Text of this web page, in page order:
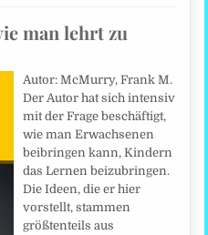
man lehrt zu
Autor: McMurry, Frank M.
Der Autor hat sich intensiv
mit der Frage beschäftigt,
wie man Erwachsenen
beibringen kann, Kindern
das Lernen beizubringen.
Die Ideen, die er hier
vorstellt, stammen
größtenteils aus